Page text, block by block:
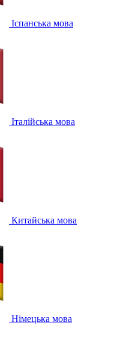
Іспанська мова
Італійська мова
Китайська мова
Німецька мова